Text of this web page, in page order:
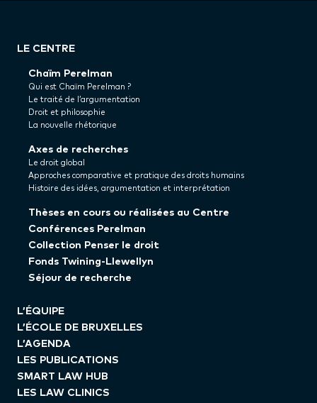
LE CENTRE
Chaïm Perelman
Qui est Chaïm Perelman ?
Le traité de l’argumentation
Droit et philosophie
La nouvelle rhétorique
Axes de recherches
Le droit global
Approches comparative et pratique des droits humains
Histoire des idées, argumentation et interprétation
Thèses en cours ou réalisées au Centre
Conférences Perelman
Collection Penser le droit
Fonds Twining-Llewellyn
Séjour de recherche
L’ÉQUIPE
L’ÉCOLE DE BRUXELLES
L’AGENDA
LES PUBLICATIONS
SMART LAW HUB
LES LAW CLINICS